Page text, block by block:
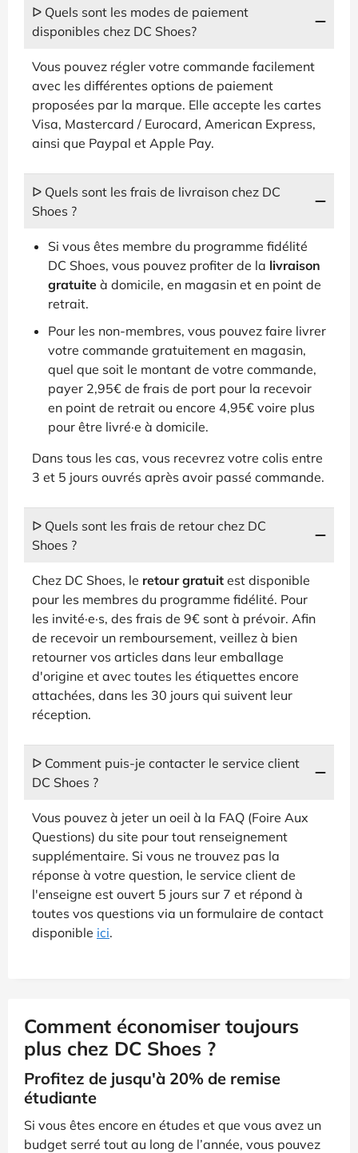
ᐅ Quels sont les modes de paiement
disponibles chez DC Shoes?
Vous pouvez régler votre commande facilement
avec les différentes options de paiement
proposées par la marque. Elle accepte les cartes
Visa, Mastercard / Eurocard, American Express,
ainsi que Paypal et Apple Pay.
ᐅ Quels sont les frais de livraison chez DC
Shoes ?
Si vous êtes membre du programme fidélité
DC Shoes, vous pouvez profiter de la livraison
gratuite à domicile, en magasin et en point de
retrait.
Pour les non-membres, vous pouvez faire livrer
votre commande gratuitement en magasin,
quel que soit le montant de votre commande,
payer 2,95€ de frais de port pour la recevoir
en point de retrait ou encore 4,95€ voire plus
pour être livré·e à domicile.
Dans tous les cas, vous recevrez votre colis entre
3 et 5 jours ouvrés après avoir passé commande.
ᐅ Quels sont les frais de retour chez DC
Shoes ?
Chez DC Shoes, le retour gratuit est disponible
pour les membres du programme fidélité. Pour
les invité·e·s, des frais de 9€ sont à prévoir. Afin
de recevoir un remboursement, veillez à bien
retourner vos articles dans leur emballage
d'origine et avec toutes les étiquettes encore
attachées, dans les 30 jours qui suivent leur
réception.
ᐅ Comment puis-je contacter le service client
DC Shoes ?
Vous pouvez à jeter un oeil à la FAQ (Foire Aux
Questions) du site pour tout renseignement
supplémentaire. Si vous ne trouvez pas la
réponse à votre question, le service client de
l'enseigne est ouvert 5 jours sur 7 et répond à
toutes vos questions via un formulaire de contact
disponible ici.
Comment économiser toujours
plus chez DC Shoes ?
Profitez de jusqu'à 20% de remise
étudiante
Si vous êtes encore en études et que vous avez un
budget serré tout au long de l’année, vous pouvez